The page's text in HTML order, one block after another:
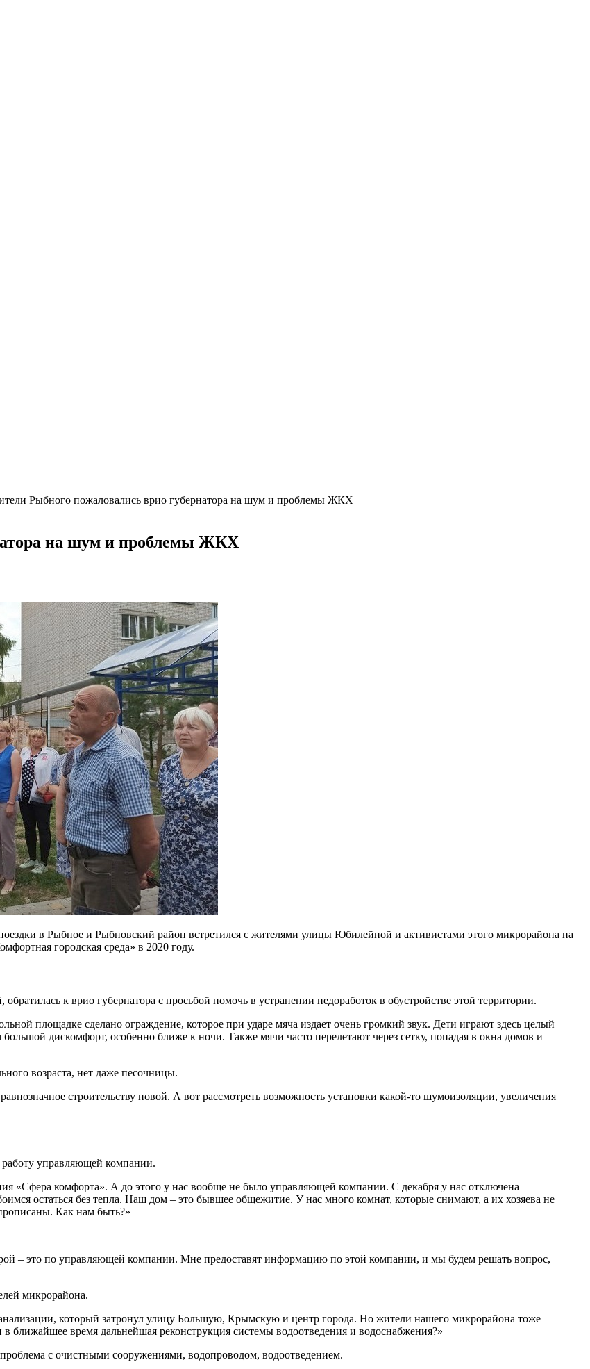
Рыбного пожаловались врио губернатора на шум и проблемы ЖКХ
на шум и проблемы ЖКХ
в Рыбное и Рыбновский район встретился с жителями улицы Юбилейной и активистами этого микрорайона на
городская среда» в 2020 году.
к врио губернатора с просьбой помочь в устранении недоработок в обустройстве этой территории.
площадке сделано ограждение, которое при ударе мяча издает очень громкий звук. Дети играют здесь целый
дискомфорт, особенно ближе к ночи. Также мячи часто перелетают через сетку, попадая в окна домов и
возраста, нет даже песочницы.
строительству новой. А вот рассмотреть возможность установки какой-то шумоизоляции, увеличения
управляющей компании.
«Сфера комфорта». А до этого у нас вообще не было управляющей компании. С декабря у нас отключена
остаться без тепла. Наш дом – это бывшее общежитие. У нас много комнат, которые снимают, а их хозяева не
Как нам быть?»
– это по управляющей компании. Мне предоставят информацию по этой компании, и мы будем решать вопрос,
микрорайона.
который затронул улицу Большую, Крымскую и центр города. Но жители нашего микрорайона тоже
ближайшее время дальнейшая реконструкция системы водоотведения и водоснабжения?»
с очистными сооружениями, водопроводом, водоотведением.